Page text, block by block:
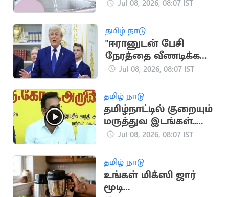
ஆக்குங்கள்!
Jul 08, 2026, 08:07 IST
தமிழ் நாடு
"ஈரானுடன் பேசி
நேரத்தை வீணடிக்க
விரும்பவில்லை"..
Jul 08, 2026, 08:07 IST
தமிழ் நாடு
தமிழ்நாட்டில் குறையும்
மருத்துவ இடங்கள்..
அமைச்சர் அருண்ராஜ்
Jul 08, 2026, 08:07 IST
தமிழ் நாடு
உங்கள் மிக்ஸி ஜார்
மூடி